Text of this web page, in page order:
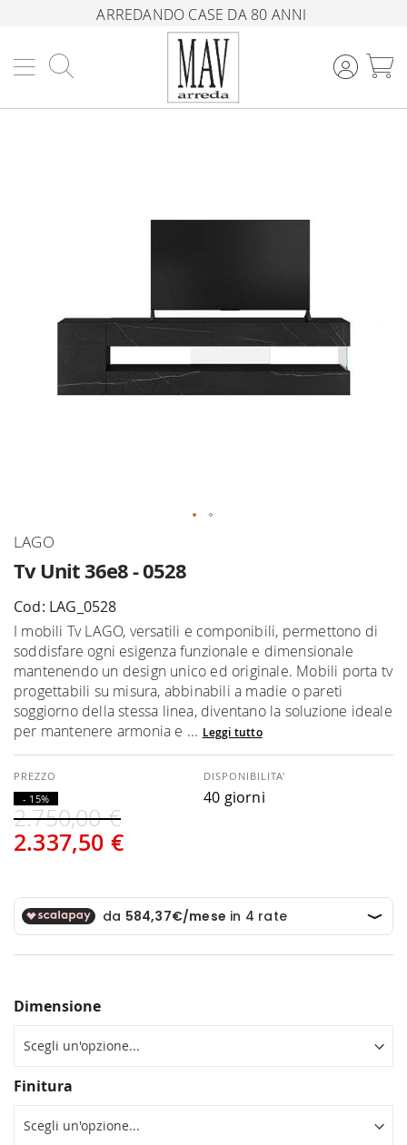
ARREDANDO CASE DA 80 ANNI
Tv Unit 36e8 - 0528
LAGO
Cod: LAG_0528
I mobili Tv LAGO, versatili e componibili, permettono di
soddisfare ogni esigenza funzionale e dimensionale
mantenendo un design unico ed originale. Mobili porta tv
progettabili su misura, abbinabili a madie o pareti
soggiorno della stessa linea, diventano la soluzione ideale
per mantenere armonia e ... Leggi tutto
2.337,50 €
2.750,00 €
- 15%
DISPONIBILITA'
40 giorni
Dimensione
Finitura
Vai
della
galleria
di
immagini